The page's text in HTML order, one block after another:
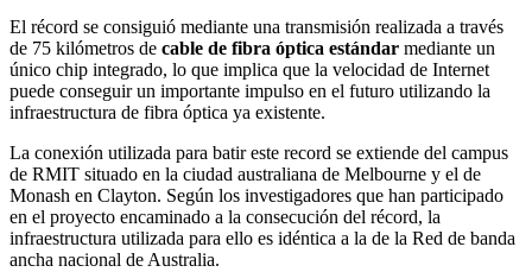
El récord se consiguió mediante una transmisión realizada a través
de 75 kilómetros de cable de fibra óptica estándar mediante un
único chip integrado, lo que implica que la velocidad de Internet
puede conseguir un importante impulso en el futuro utilizando la
infraestructura de fibra óptica ya existente.
La conexión utilizada para batir este record se extiende del campus
de RMIT situado en la ciudad australiana de Melbourne y el de
Monash en Clayton. Según los investigadores que han participado
en el proyecto encaminado a la consecución del récord, la
infraestructura utilizada para ello es idéntica a la de la Red de banda
ancha nacional de Australia.